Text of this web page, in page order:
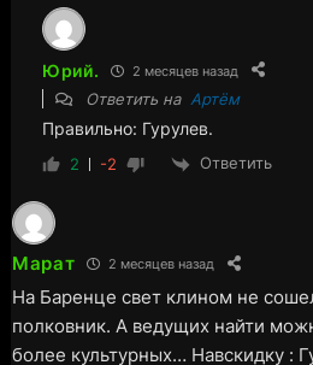
Юрий. 2 месяцев назад
Ответить на Артём
Правильно: Гурулев.
2 -2 Ответить
Марат 2 месяцев назад
На Баренце свет клином не
полковник. А ведущих найти
более культурных… Навскидку :